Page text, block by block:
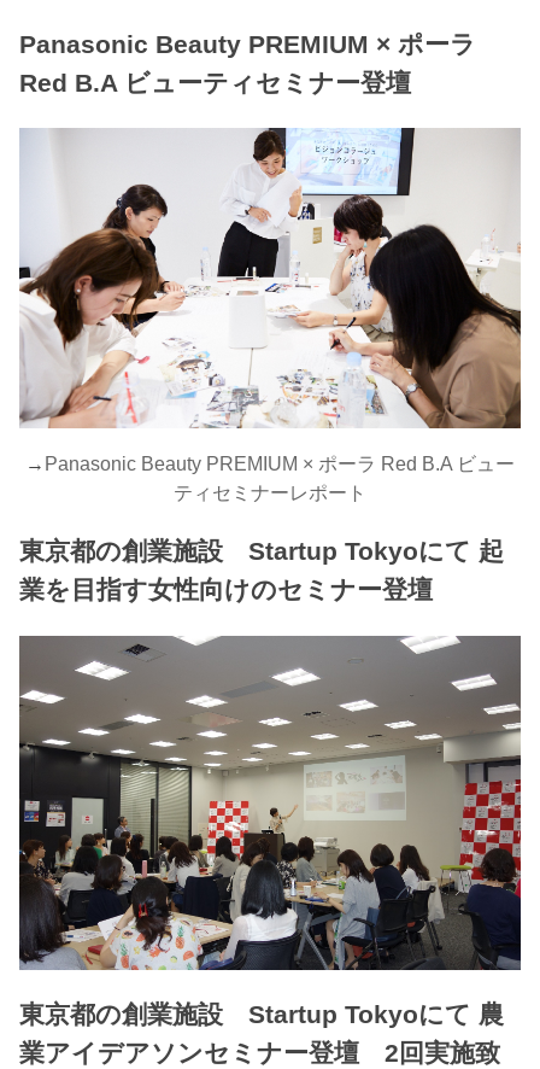
Panasonic Beauty PREMIUM × ポーラ
Red B.A ビューティセミナー登壇
→ Panasonic Beauty PREMIUM × ポーラ Red B.A ビュー
ティセミナーレポート
東京都の創業施設 Startup Tokyoにて 起
業を目指す女性向けのセミナー登壇
東京都の創業施設 Startup Tokyoにて 農
業アイデアソンセミナー登壇 2回実施致